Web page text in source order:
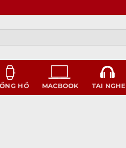
HỒ MACBOOK TAI NGHE